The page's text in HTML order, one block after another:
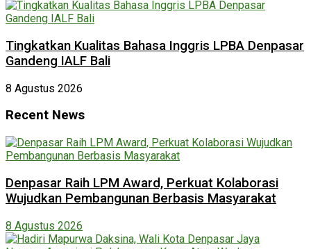
Tingkatkan Kualitas Bahasa Inggris LPBA Denpasar
Gandeng IALF Bali
8 Agustus 2026
Recent News
Denpasar Raih LPM Award, Perkuat Kolaborasi
Wujudkan Pembangunan Berbasis Masyarakat
8 Agustus 2026